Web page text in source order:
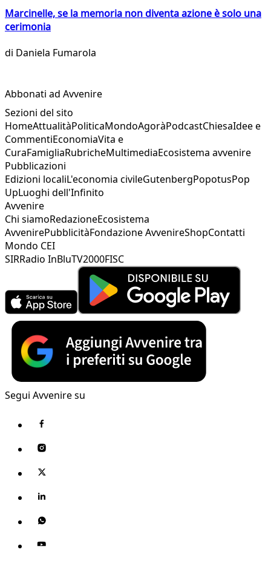
Marcinelle, se la memoria non diventa azione è solo una
cerimonia
di Daniela Fumarola
Abbonati ad Avvenire
Sezioni del sito
HomeAttualitàPoliticaMondoAgoràPodcastChiesaIdee e
CommentiEconomiaVita e
CuraFamigliaRubricheMultimediaEcosistema avvenire
Pubblicazioni
Edizioni localiL'economia civileGutenbergPopotusPop
UpLuoghi dell'Infinito
Avvenire
Chi siamoRedazioneEcosistema
AvvenirePubblicitàFondazione AvvenireShopContatti
Mondo CEI
SIRRadio InBluTV2000FISC
Segui Avvenire su